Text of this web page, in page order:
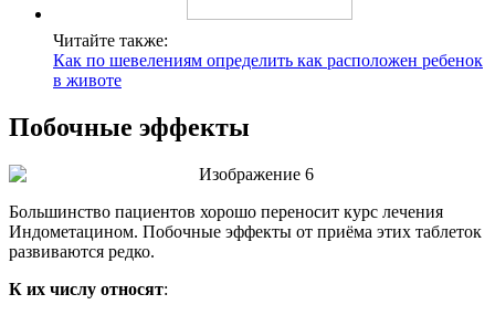
Читайте также:
Как по шевелениям определить как расположен ребенок
в животе
Побочные эффекты
Большинство пациентов хорошо переносит курс лечения
Индометацином. Побочные эффекты от приёма этих таблеток
развиваются редко.
К их числу относят: